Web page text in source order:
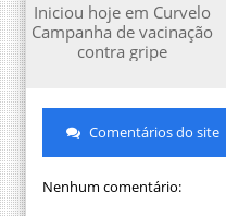
Iniciou hoje em Curvelo
Campanha de vacinação
contra gripe
Comentários do site
Nenhum comentário: